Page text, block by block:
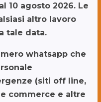
10 agosto 2026. Le
altro lavoro
tale data.
whatsapp che
(siti off line,
commerce e altre